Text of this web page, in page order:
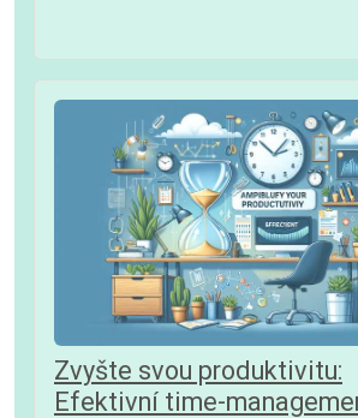
Zvyšte svou produktivitu:
Efektivní time-